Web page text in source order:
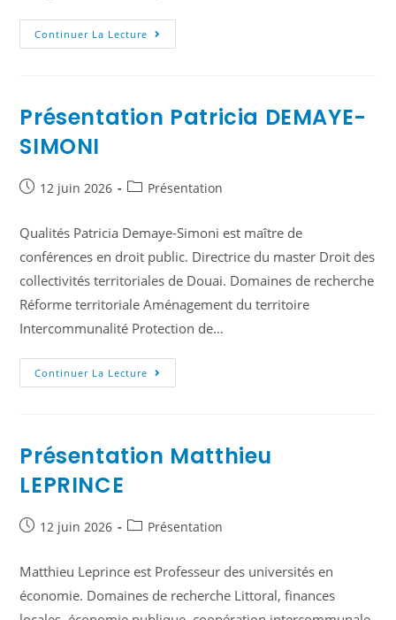
Continuer La Lecture
Présentation Patricia DEMAYE-
SIMONI
12 juin 2026 Présentation
Qualités Patricia Demaye-Simoni est maître de
conférences en droit public. Directrice du master Droit des
collectivités territoriales de Douai. Domaines de recherche
Réforme territoriale Aménagement du territoire
Intercommunalité Protection de…
Continuer La Lecture
Présentation Matthieu
LEPRINCE
12 juin 2026 Présentation
Matthieu Leprince est Professeur des universités en
économie. Domaines de recherche Littoral, finances